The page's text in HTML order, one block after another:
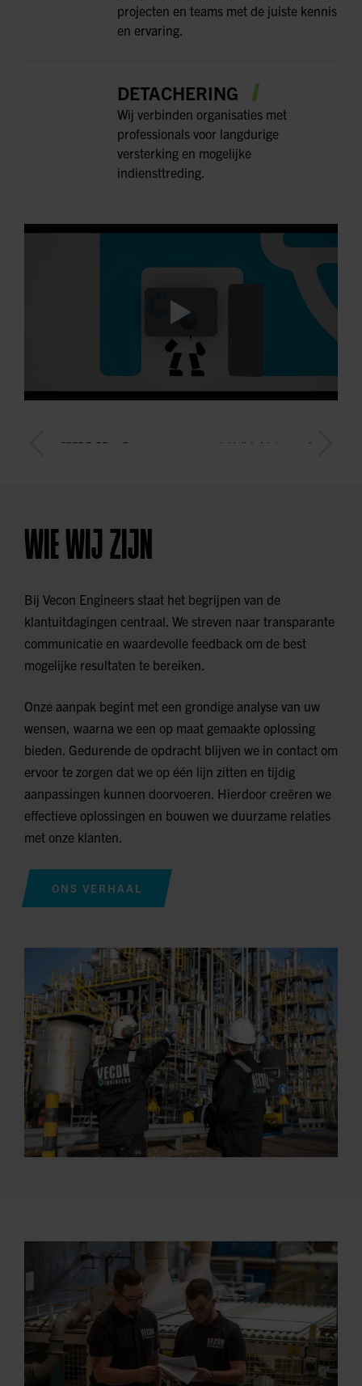
projecten en teams met de juiste kennis
en ervaring.
DETACHERING
Wij verbinden organisaties met
professionals voor langdurige
versterking en mogelijke
indiensttreding.
WIE WIJ ZIJN
Bij Vecon Engineers staat het begrijpen van de
klantuitdagingen centraal. We streven naar transparante
communicatie en waardevolle feedback om de best
mogelijke resultaten te bereiken.
Onze aanpak begint met een grondige analyse van uw
wensen, waarna we een op maat gemaakte oplossing
bieden. Gedurende de opdracht blijven we in contact om
ervoor te zorgen dat we op één lijn zitten en tijdig
aanpassingen kunnen doorvoeren. Hierdoor creëren we
effectieve oplossingen en bouwen we duurzame relaties
met onze klanten.
ONS VERHAAL